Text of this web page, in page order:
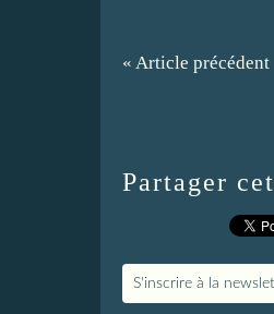
« Article précédent
Partager
S'inscrire à la